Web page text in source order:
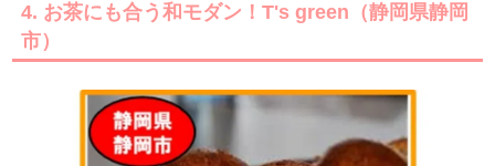
4. お茶にも合う和モダン！T's green（静岡県静岡
市）